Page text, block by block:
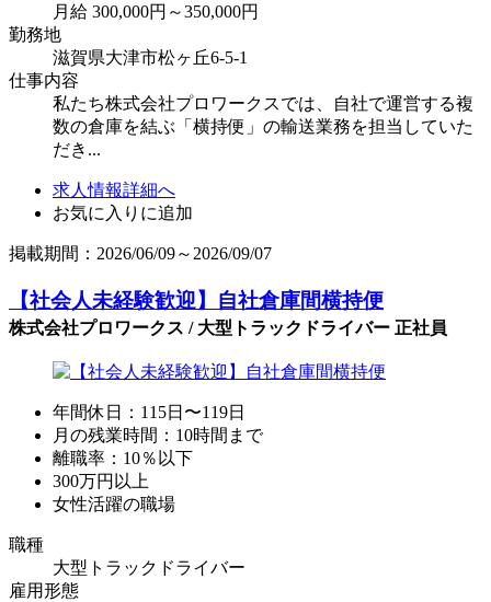
月給 300,000円～350,000円
勤務地
滋賀県大津市松ヶ丘6-5-1
仕事内容
私たち株式会社プロワークスでは、自社で運営する複
数の倉庫を結ぶ「横持便」の輸送業務を担当していた
だき...
求人情報詳細へ
お気に入りに追加
掲載期間：2026/06/09～2026/09/07
【社会人未経験歓迎】自社倉庫間横持便
株式会社プロワークス / 大型トラックドライバー 正社員
年間休日：115日〜119日
月の残業時間：10時間まで
離職率：10％以下
300万円以上
女性活躍の職場
職種
大型トラックドライバー
雇用形態